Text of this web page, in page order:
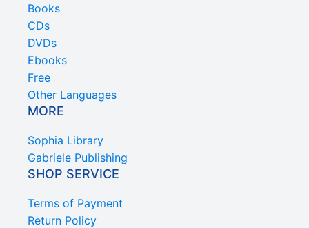
Books
CDs
DVDs
Ebooks
Free
Other Languages
MORE
Sophia Library
Gabriele Publishing
SHOP SERVICE
Terms of Payment
Return Policy